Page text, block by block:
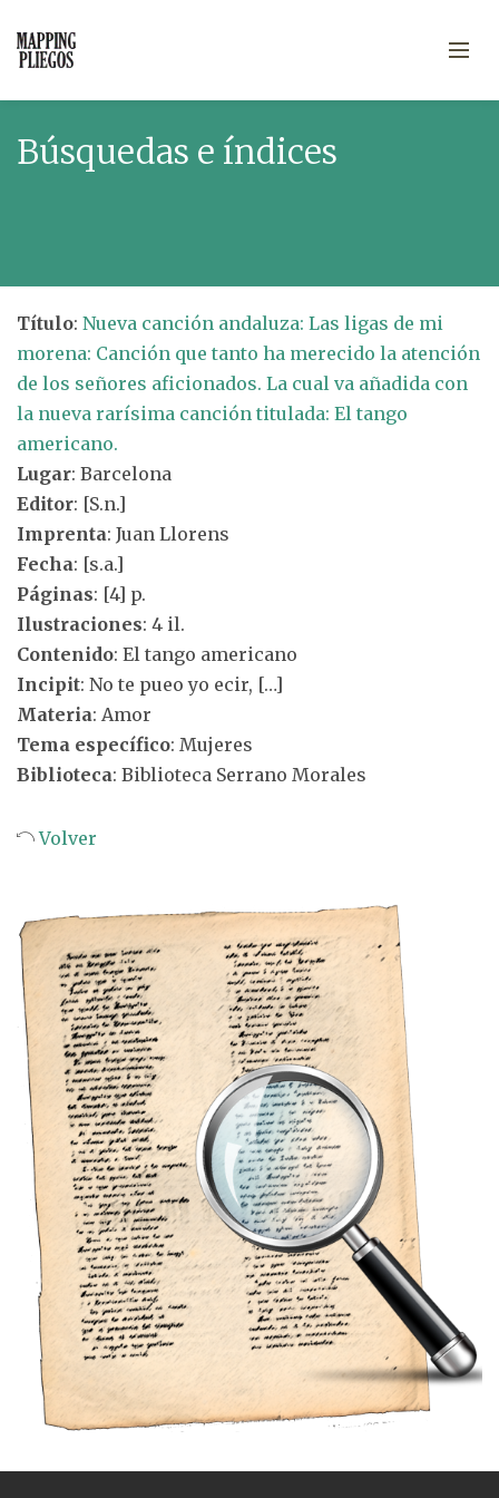
Búsquedas e índices
Título: Nueva canción andaluza: Las ligas de mi
morena: Canción que tanto ha merecido la atención
de los señores aficionados. La cual va añadida con
la nueva rarísima canción titulada: El tango
americano.
Lugar: Barcelona
Editor: [S.n.]
Imprenta: Juan Llorens
Fecha: [s.a.]
Páginas: [4] p.
Ilustraciones: 4 il.
Contenido: El tango americano
Incipit: No te pueo yo ecir, […]
Materia: Amor
Tema específico: Mujeres
Biblioteca: Biblioteca Serrano Morales
Volver